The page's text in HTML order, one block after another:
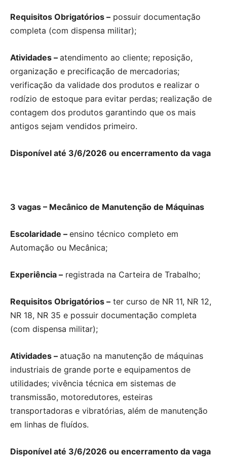
Requisitos Obrigatórios – possuir documentação
completa (com dispensa militar);
Atividades – atendimento ao cliente; reposição,
organização e precificação de mercadorias;
verificação da validade dos produtos e realizar o
rodízio de estoque para evitar perdas; realização de
contagem dos produtos garantindo que os mais
antigos sejam vendidos primeiro.
Disponível até 3/6/2026 ou encerramento da vaga
3 vagas – Mecânico de Manutenção de Máquinas
Escolaridade – ensino técnico completo em
Automação ou Mecânica;
Experiência – registrada na Carteira de Trabalho;
Requisitos Obrigatórios – ter curso de NR 11, NR 12,
NR 18, NR 35 e possuir documentação completa
(com dispensa militar);
Atividades – atuação na manutenção de máquinas
industriais de grande porte e equipamentos de
utilidades; vivência técnica em sistemas de
transmissão, motoredutores, esteiras
transportadoras e vibratórias, além de manutenção
em linhas de fluídos.
Disponível até 3/6/2026 ou encerramento da vaga